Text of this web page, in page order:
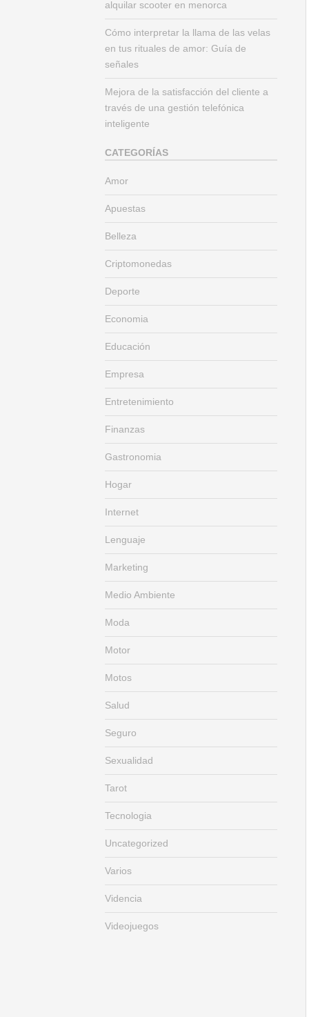
alquilar scooter en menorca
Cómo interpretar la llama de las velas
en tus rituales de amor: Guía de
señales
Mejora de la satisfacción del cliente a
través de una gestión telefónica
inteligente
CATEGORÍAS
Amor
Apuestas
Belleza
Criptomonedas
Deporte
Economia
Educación
Empresa
Entretenimiento
Finanzas
Gastronomia
Hogar
Internet
Lenguaje
Marketing
Medio Ambiente
Moda
Motor
Motos
Salud
Seguro
Sexualidad
Tarot
Tecnologia
Uncategorized
Varios
Videncia
Videojuegos